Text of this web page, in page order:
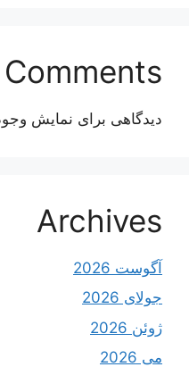
دیدگاهی برای نمایش
Archives
آگوست 2026
جولای 2026
ژوئن 2026
می 2026